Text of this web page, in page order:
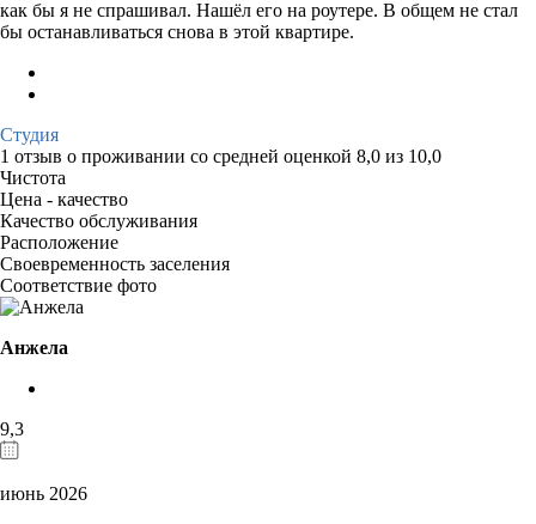
как бы я не спрашивал. Нашёл его на роутере. В общем не стал
бы останавливаться снова в этой квартире.
Студия
1 отзыв о проживании со средней оценкой 8,0 из 10,0
Чистота
Цена - качество
Качество обслуживания
Расположение
Своевременность заселения
Соответствие фото
Анжела
9,3
июнь 2026